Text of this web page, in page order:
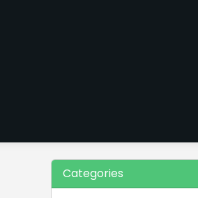
Categories